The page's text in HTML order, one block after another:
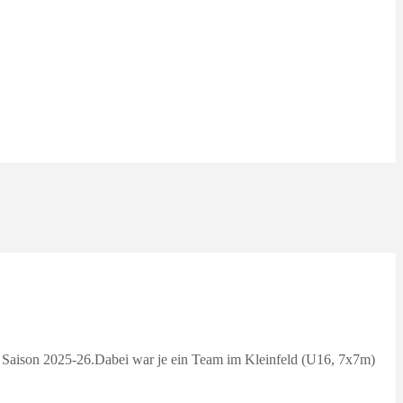
2025-26.Dabei war je ein Team im Kleinfeld (U16, 7x7m)